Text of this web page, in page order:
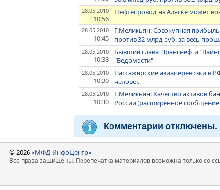
28.05.2010
10:56
Нефтепровод на Аляске может
28.05.2010
10:45
Г.Меликьян: Совокупная
против 32 млрд руб. за весь
28.05.2010
10:38
Бывший глава "Транснефти"
"Ведомости"
28.05.2010
10:30
Пассажирские авиаперевозки в
человек
28.05.2010
10:30
Г.Меликьян: Качество активов
России (расширенное
Комментарии отключены.
© 2026«МФД-ИнфоЦентр»
Все права защищены. Перепечатка материалов возможна только со